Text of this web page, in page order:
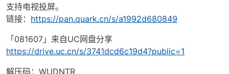
支持电视投屏。
链接： https://pan.quark.cn/s/a1992d680849
「081607」来自UC网盘分享
https://drive.uc.cn/s/3741dcd6c19d4?public=1
解压码：WUDNTR